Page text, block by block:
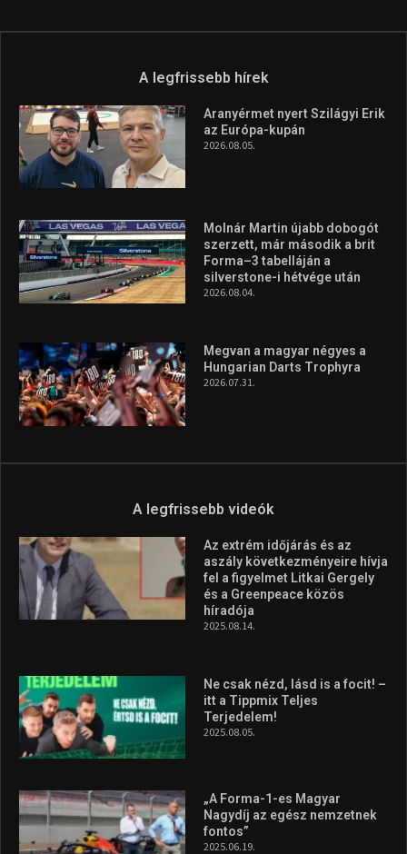
A legfrissebb hírek
Aranyérmet nyert Szilágyi Erik
az Európa-kupán
2026.08.05.
Molnár Martin újabb dobogót
szerzett, már második a brit
Forma–3 tabelláján a
silverstone-i hétvége után
2026.08.04.
Megvan a magyar négyes a
Hungarian Darts Trophyra
2026.07.31.
A legfrissebb videók
Az extrém időjárás és az
aszály következményeire hívja
fel a figyelmet Litkai Gergely
és a Greenpeace közös
híradója
2025.08.14.
Ne csak nézd, lásd is a focit! –
itt a Tippmix Teljes
Terjedelem!
2025.08.05.
„A Forma-1-es Magyar
Nagydíj az egész nemzetnek
fontos”
2025.06.19.